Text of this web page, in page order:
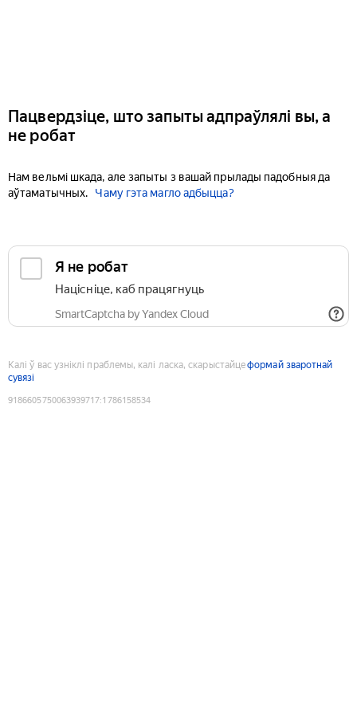
Пацвердзіце, што запыты адпраўлялі вы, а
не робат
Нам вельмі шкада, але запыты з вашай прылады падобныя да
аўтаматычных.
Чаму гэта магло адбыцца?
Я не робат
Націсніце, каб працягнуць
SmartCaptcha by Yandex Cloud
Калі ў вас узніклі праблемы, калі ласка, скарыстайцеформай зваротнай
сувязі
9186605750063939717:1786158534